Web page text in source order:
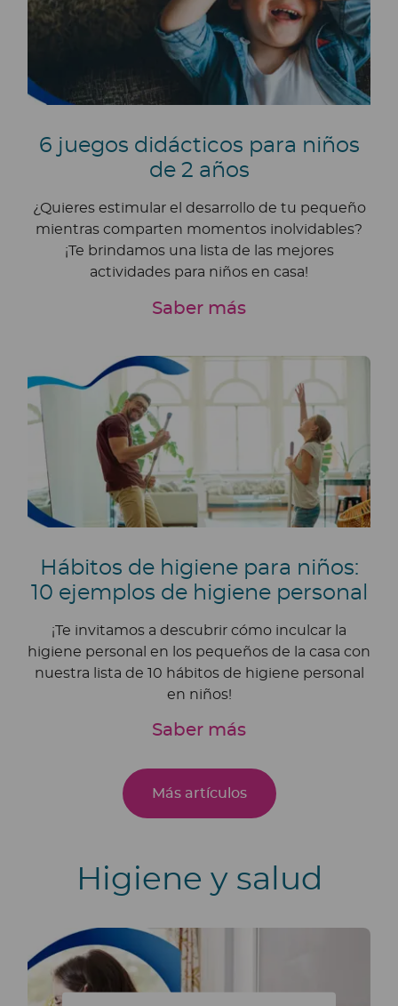
6 juegos didácticos para niños
de 2 años
¿Quieres estimular el desarrollo de tu pequeño
mientras comparten momentos inolvidables?
¡Te brindamos una lista de las mejores
actividades para niños en casa!
Saber más
Hábitos de higiene para niños:
10 ejemplos de higiene personal
¡Te invitamos a descubrir cómo inculcar la
higiene personal en los pequeños de la casa con
nuestra lista de 10 hábitos de higiene personal
en niños!
Saber más
Más artículos
Higiene y salud